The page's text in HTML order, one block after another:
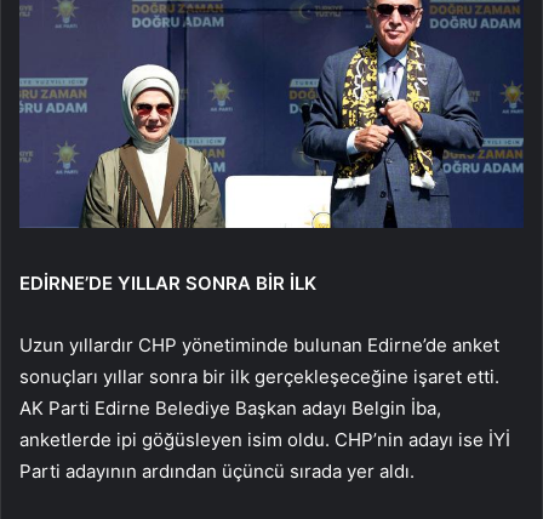
EDİRNE’DE YILLAR SONRA BİR İLK
Uzun yıllardır CHP yönetiminde bulunan Edirne’de anket
sonuçları yıllar sonra bir ilk gerçekleşeceğine işaret etti.
AK Parti Edirne Belediye Başkan adayı Belgin İba,
anketlerde ipi göğüsleyen isim oldu. CHP’nin adayı ise İYİ
Parti adayının ardından üçüncü sırada yer aldı.